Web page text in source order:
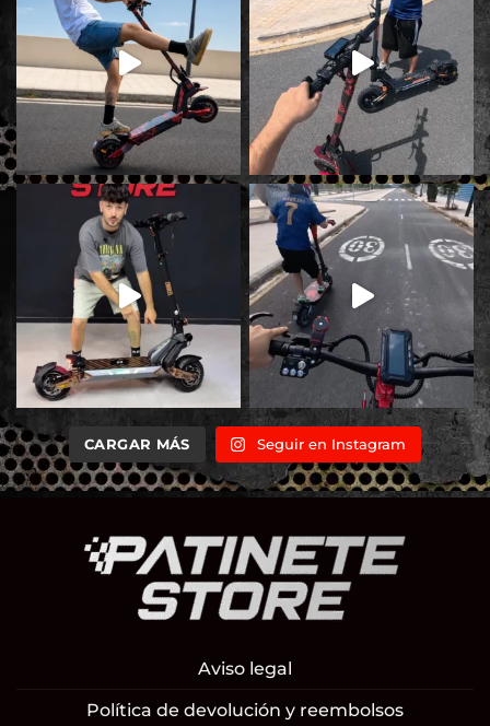
CARGAR MÁS Seguir en Instagram
Aviso legal
Política de devolución y reembolsos